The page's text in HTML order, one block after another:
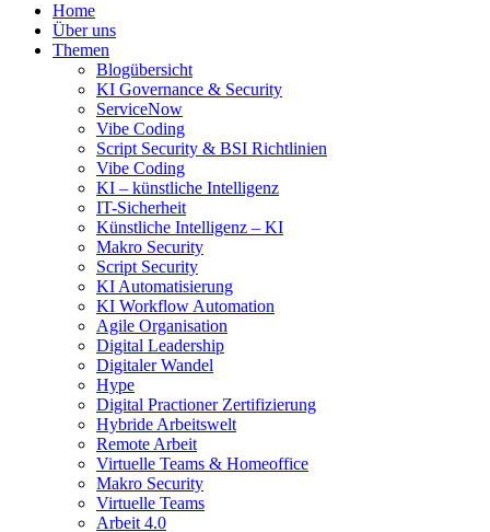
Home
Über uns
Themen
Blogübersicht
KI Governance & Security
ServiceNow
Vibe Coding
Script Security & BSI Richtlinien
Vibe Coding
KI – künstliche Intelligenz
IT-Sicherheit
Künstliche Intelligenz – KI
Makro Security
Script Security
KI Automatisierung
KI Workflow Automation
Agile Organisation
Digital Leadership
Digitaler Wandel
Hype
Digital Practioner Zertifizierung
Hybride Arbeitswelt
Remote Arbeit
Virtuelle Teams & Homeoffice
Makro Security
Virtuelle Teams
Arbeit 4.0